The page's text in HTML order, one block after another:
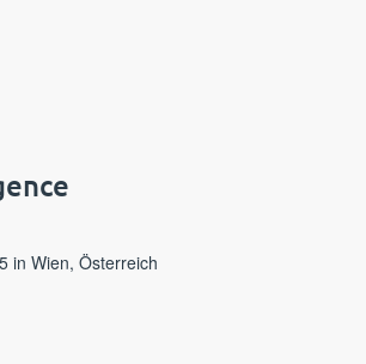
in Wien, Österreich